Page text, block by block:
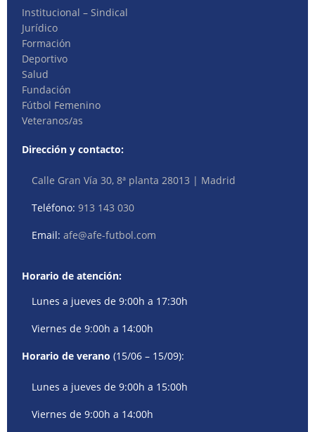
Institucional – Sindical
Jurídico
Formación
Deportivo
Salud
Fundación
Fútbol Femenino
Veteranos/as
Dirección y contacto:
Calle Gran Vía 30, 8ª planta 28013 | Madrid
Teléfono:913 143 030
Email:afe@afe-futbol.com
Horario de atención:
Lunes a jueves de 9:00h a 17:30h
Viernes de 9:00h a 14:00h
Horario de verano (15/06 – 15/09):
Lunes a jueves de 9:00h a 15:00h
Viernes de 9:00h a 14:00h